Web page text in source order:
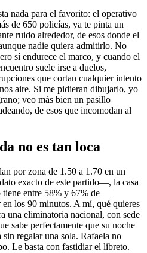
nada para el favorito: el operativo
de 650 policías, ya te pinta un
ruido alrededor, de esos donde el
nadie quiera admitirlo. No
sí endurece el marco, y cuando el
suele irse a duelos,
que cortan cualquier intento
aire. Si me pidieran dibujarlo, yo
veo más bien un pasillo
de esos que incomodan al
no es tan loca
por zona de 1.50 a 1.70 en un
exacto de este partido—, la casa
tiene entre 58% y 67% de
los 90 minutos. A mí, qué quieres
una eliminatoria nacional, con sede
sabe perfectamente que su noche
regalar una sola. Rafaela no
Le basta con fastidiar el libreto.